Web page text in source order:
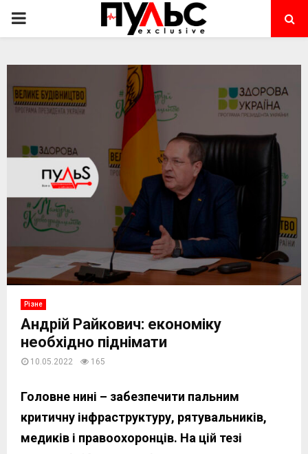
PRIMARY
Різне
Андрій Райкович: економіку
необхідно піднімати
10.05.2022 165
Головне нині – забезпечити пальним
критичну інфраструктуру, рятувальників,
медиків і правоохоронців. На цій тезі